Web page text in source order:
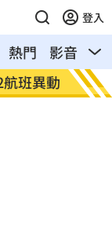
登入
熱門 影音
熱
班異動 見肥